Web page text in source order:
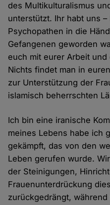
des Multikulturalismus
unterstützt. Ihr habt uns
Psychopathen in die
Gefangenen geworden
euch mit eurer Arbeit
Nichts findet man in
zur Unterstützung der
islamisch beherrschten
Ich bin eine iranische
meines Lebens habe ich
gekämpft, das von den
Leben gerufen wurde.
der Steinigungen,
Frauenunterdrückung
zurückgedrängt,